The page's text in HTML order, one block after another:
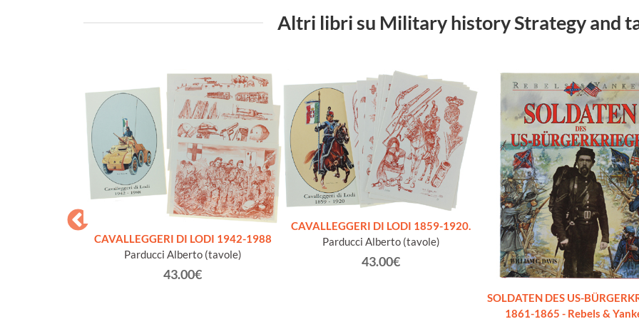
Altri libri su Military history Strategy and
nazionale
CAVALLEGGERI DI LODI 1942-1988
Parducci Alberto (tavole)
43.00€
CAVALLEGGERI DI LODI 1859-1920.
Parducci Alberto (tavole)
43.00€
SOLDATEN DES US-
1861-1865 - Rebels &